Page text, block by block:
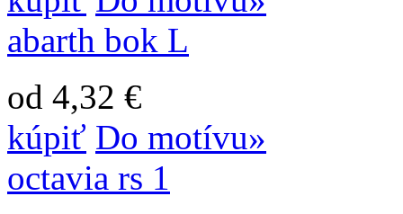
abarth bok L
od 4,32 €
kúpiť Do motívu»
octavia rs 1